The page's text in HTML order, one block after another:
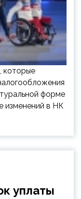
которые
форме
изменений в НК
уплаты